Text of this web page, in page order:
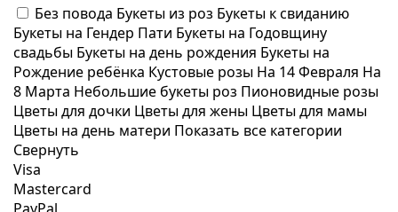
Без повода Букеты из роз Букеты к свиданию
Букеты на Гендер Пати Букеты на Годовщину
свадьбы Букеты на день рождения Букеты на
Рождение ребёнка Кустовые розы На 14 Февраля На
8 Марта Небольшие букеты роз Пионовидные розы
Цветы для дочки Цветы для жены Цветы для мамы
Цветы на день матери Показать все категории
Свернуть
Visa
Mastercard